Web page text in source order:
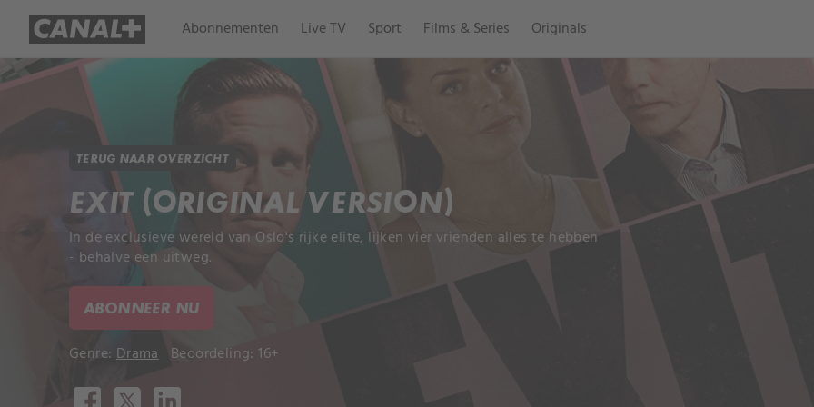
Abonnementen Live TV Sport Films & Series Originals
TERUG NAAR OVERZICHT
EXIT (ORIGINAL VERSION)
In de exclusieve wereld van Oslo's rijke elite, lijken vier vrienden alles te hebben
- behalve een uitweg.
ABONNEER NU
Genre: Drama Beoordeling: 16+